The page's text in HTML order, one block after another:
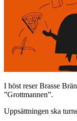
I höst reser Brasse
”Grottmannen”.
Uppsättningen ska